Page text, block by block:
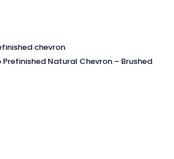
Prefinished Natural Chevron – Brushed